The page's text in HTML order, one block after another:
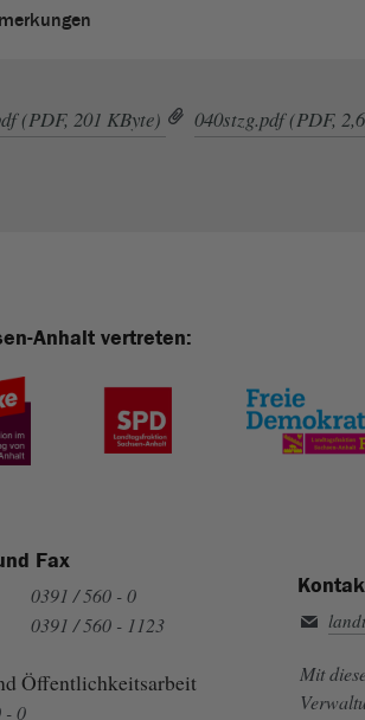
(PDF, 201 KByte) 040stzg.pdf (PDF,
Anhalt vertreten:
Fax
0391 / 560 - 0
0391 / 560 - 1123
Öffentlichkeitsarbeit
- 0
Mit